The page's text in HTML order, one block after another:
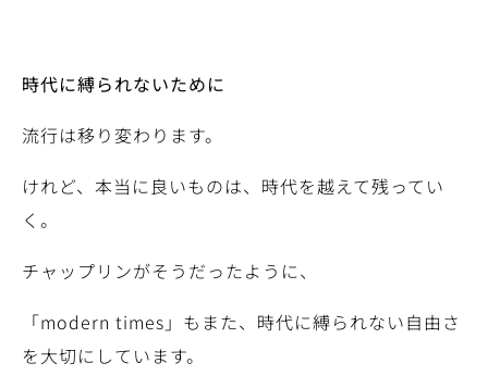
時代に縛られないために
流行は移り変わります。
けれど、本当に良いものは、時代を越えて残ってい
く。
チャップリンがそうだったように、
「modern times」もまた、時代に縛られない自由さ
を大切にしています。